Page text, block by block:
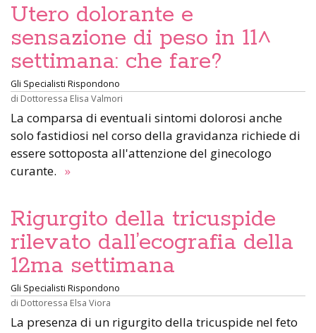
Utero dolorante e
sensazione di peso in 11^
settimana: che fare?
Gli Specialisti Rispondono
di Dottoressa Elisa Valmori
La comparsa di eventuali sintomi dolorosi anche
solo fastidiosi nel corso della gravidanza richiede di
essere sottoposta all'attenzione del ginecologo
curante. »
Rigurgito della tricuspide
rilevato dall’ecografia della
12ma settimana
Gli Specialisti Rispondono
di Dottoressa Elsa Viora
La presenza di un rigurgito della tricuspide nel feto